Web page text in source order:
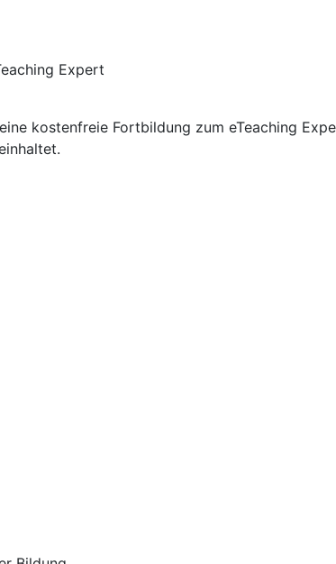
kostenfreie Fortbildung zum eTeaching